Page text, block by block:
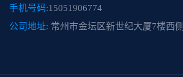
手机号码:15051906774
公司地址: 常州市金坛区新世纪大厦7楼西侧